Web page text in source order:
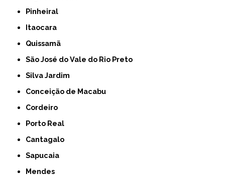
Pinheiral
Itaocara
Quissamã
São José do Vale do Rio Preto
Silva Jardim
Conceição de Macabu
Cordeiro
Porto Real
Cantagalo
Sapucaia
Mendes